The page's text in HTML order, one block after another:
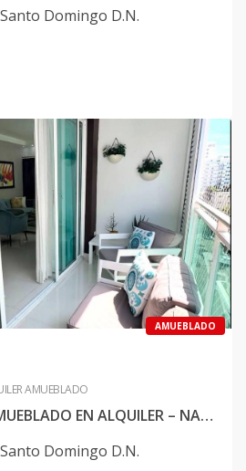
Santo Domingo D.N.
AMUEBLADO
AMUEBLADO
APARTAMENTO AMUEBLADO EN ALQUILER – NACO
Santo Domingo D.N.